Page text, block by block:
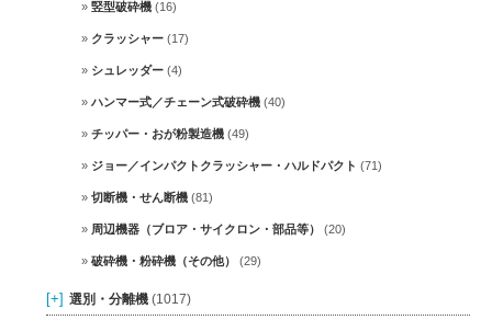
竪型破砕機 (16)
クラッシャー (17)
シュレッダー (4)
ハンマー式／チェーン式破砕機 (40)
チッパー・おが粉製造機 (49)
ジョー／インパクトクラッシャー・ハルドパクト (71)
切断機・せん断機 (81)
周辺機器（ブロア・サイクロン・部品等） (20)
破砕機・粉砕機（その他） (29)
[+] 選別・分離機 (1017)